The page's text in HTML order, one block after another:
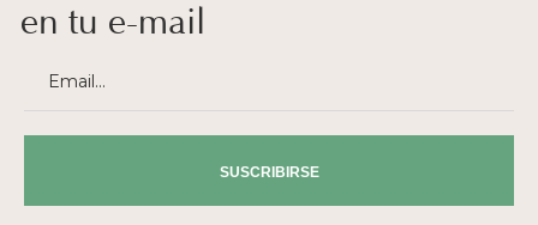
SUSCRIBIRSE